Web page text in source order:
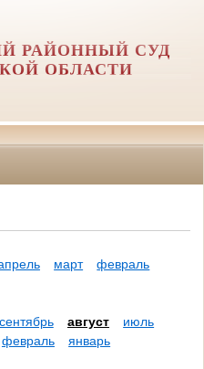
РАЙОННЫЙ СУД
ОБЛАСТИ
март
февраль
сентябрь август
июль
февраль
январь